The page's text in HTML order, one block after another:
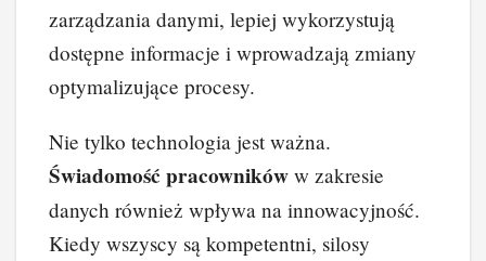
zarządzania danymi, lepiej wykorzystują
dostępne informacje i wprowadzają zmiany
optymalizujące procesy.
Nie tylko technologia jest ważna.
Świadomość pracowników w zakresie
danych również wpływa na innowacyjność.
Kiedy wszyscy są kompetentni, silosy